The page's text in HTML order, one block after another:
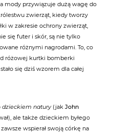
mody przywiązuje dużą wagę do
zwierząt, kiedy tworzy
w zakresie ochrony zwierząt,
się futer i skór, są nie tylko
różnymi nagrodami. To, co
różowej kurtki bomberki
się dziś wzorem dla całej
dzieckiem natury(jak John
ale także dzieckiem byłego
wspierał swoją córkę na